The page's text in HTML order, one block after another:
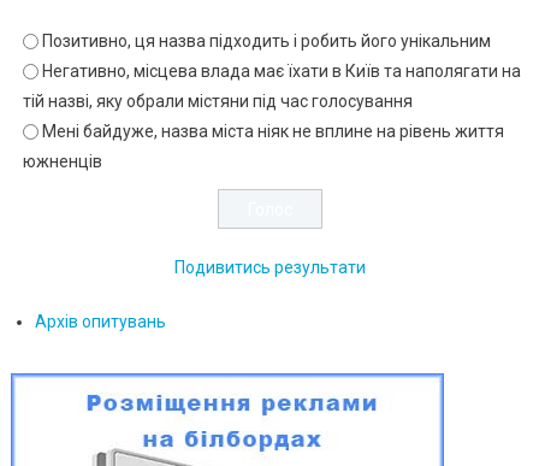
Позитивно, ця назва підходить і робить його унікальним
Негативно, місцева влада має їхати в Київ та наполягати на
тій назві, яку обрали містяни під час голосування
Мені байдуже, назва міста ніяк не вплине на рівень життя
южненців
Подивитись результати
Архів опитувань